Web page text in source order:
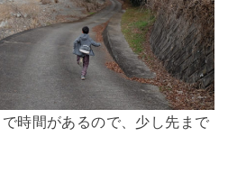
時間があるので、少し先まで